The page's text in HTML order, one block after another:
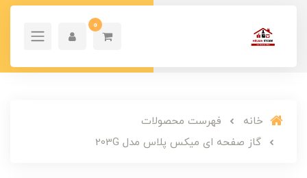
0
خانه
فهرست محصولات
گاز صفحه ای میکس پلاس مدل 203G